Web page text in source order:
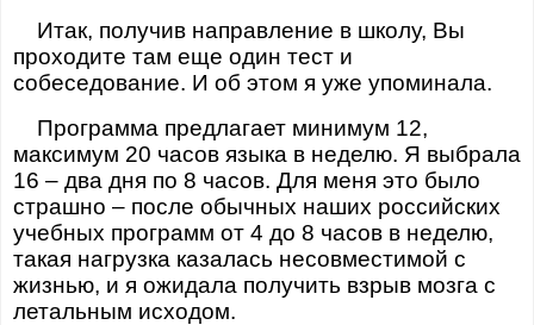
Итак, получив направление в школу, Вы
проходите там еще один тест и
собеседование. И об этом я уже упоминала.
Программа предлагает минимум 12,
максимум 20 часов языка в неделю. Я выбрала
16 – два дня по 8 часов. Для меня это было
страшно – после обычных наших российских
учебных программ от 4 до 8 часов в неделю,
такая нагрузка казалась несовместимой с
жизнью, и я ожидала получить взрыв мозга с
летальным исходом.